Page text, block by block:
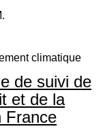
climatique
de suivi de
et de la
France